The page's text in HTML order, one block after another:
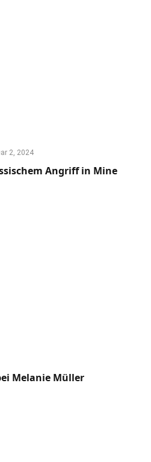
2, 2024
Angriff in Mine
Melanie Müller